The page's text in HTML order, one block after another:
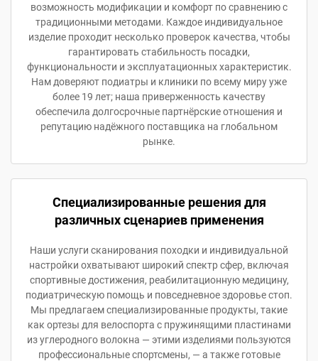
возможность модификации и комфорт по сравнению с
традиционными методами. Каждое индивидуальное
изделие проходит несколько проверок качества, чтобы
гарантировать стабильность посадки,
функциональности и эксплуатационных характеристик.
Нам доверяют подиатры и клиники по всему миру уже
более 19 лет; наша приверженность качеству
обеспечила долгосрочные партнёрские отношения и
репутацию надёжного поставщика на глобальном
рынке.
Специализированные решения для
различных сценариев применения
Наши услуги сканирования походки и индивидуальной
настройки охватывают широкий спектр сфер, включая
спортивные достижения, реабилитационную медицину,
подиатрическую помощь и повседневное здоровье стоп.
Мы предлагаем специализированные продукты, такие
как ортезы для велоспорта с пружинящими пластинами
из углеродного волокна — этими изделиями пользуются
профессиональные спортсмены, — а также готовые